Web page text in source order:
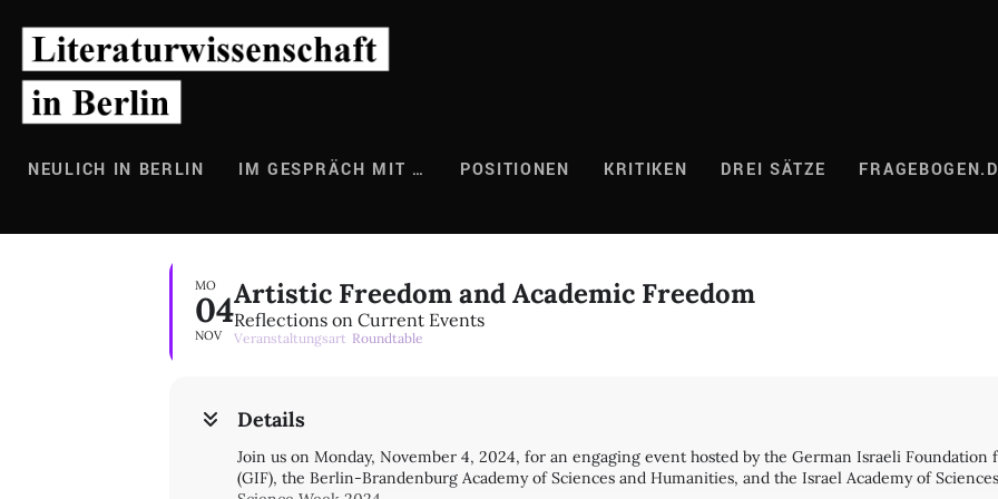
Inhalt
springen
NEULICH IN BERLIN IM GESPRÄCH MIT … POSITIONEN KRITIKEN DREI SÄTZE
MO
04
NOV
Artistic Freedom and Academic Freedom
Reflections on Current Events
Veranstaltungsart Roundtable
Details
Join us on Monday, November 4, 2024, for an engaging event hosted by the German Israeli
(GIF), the Berlin-Brandenburg Academy of Sciences and Humanities, and the Israel Academy of